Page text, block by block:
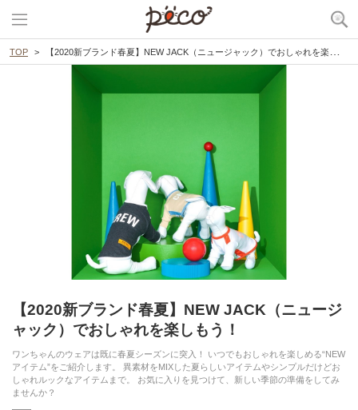
TOP 【2020新ブランド春夏】NEW JACK（ニュージャック）でおしゃれを楽しもう！
【2020新ブランド春夏】NEW JACK（ニュージ
ャック）でおしゃれを楽しもう！
ワンちゃんのウェアは既に春夏シーズンに突入！ いつでもおしゃれを楽しめる“NEW
アイテム”をご紹介します。 異素材をMIXした夏らしいアイテムやシンプルだけどお
しゃれルックなアイテムまで。 お気に入りを見つけて、新しい季節の準備をしてみ
ませんか？